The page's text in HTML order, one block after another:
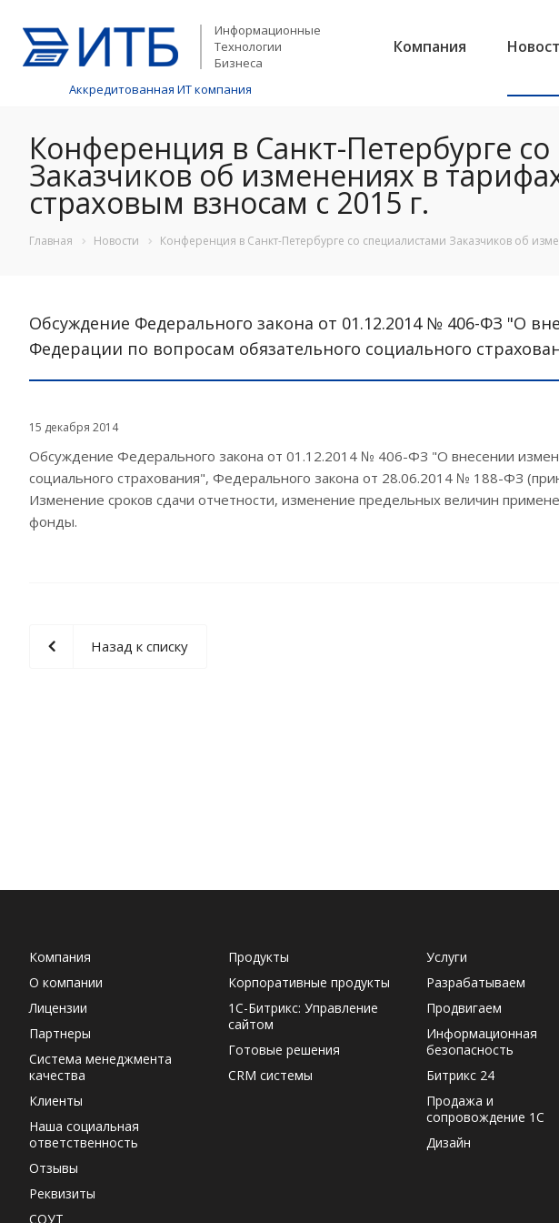
Информационные
Технологии
Бизнеса
Аккредитованная ИТ компания
Компания
Конференция в Санкт-Петербурге
Заказчиков об изменениях в
страховым взносам с 2015 г.
Главная Новости Конференция в Санкт-Петербурге со специалистами Заказчиков об
Обсуждение Федерального закона от 01.12.2014 № 406-ФЗ "О
Федерации по вопросам обязательного социального
15 декабря 2014
Обсуждение Федерального закона от 01.12.2014 № 406-ФЗ "О внесении
социального страхования", Федерального закона от 28.06.2014 № 188-ФЗ
Изменение сроков сдачи отчетности, изменение предельных величин
фонды.
Назад к списку
Компания
О компании
Лицензии
Партнеры
Система менеджмента
качества
Клиенты
Наша социальная
ответственность
Отзывы
Реквизиты
СОУТ
Продукты
Корпоративные продукты
1С-Битрикс: Управление
сайтом
Готовые решения
CRM системы
Услуги
Разрабатываем
Продвигаем
Информационная
безопасность
Битрикс 24
Продажа и
сопровождение 1С
Дизайн